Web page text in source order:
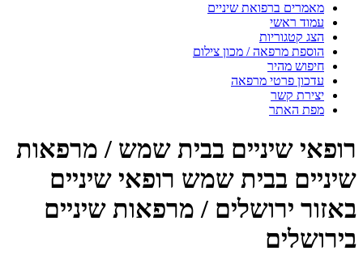
מאמרים ברפואת שיניים
עמוד ראשי
הצג קטגוריות
הוספת מרפאה / מכון צילום
חיפוש מהיר
עדכון פרטי מרפאה
יצירת קשר
מפת האתר
רופאי שיניים בבית שמש / מרפאות
שיניים בבית שמש רופאי שיניים
באזור ירושלים / מרפאות שיניים
בירושלים